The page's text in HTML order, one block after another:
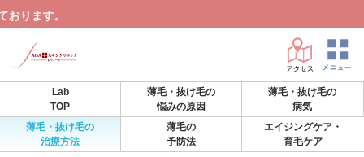
Lab
TOP
薄毛・抜け毛の
悩みの原因
薄毛・抜け毛の
病気
薄毛・抜け毛の
治療方法
薄毛の
予防法
エイジングケア・
育毛ケア